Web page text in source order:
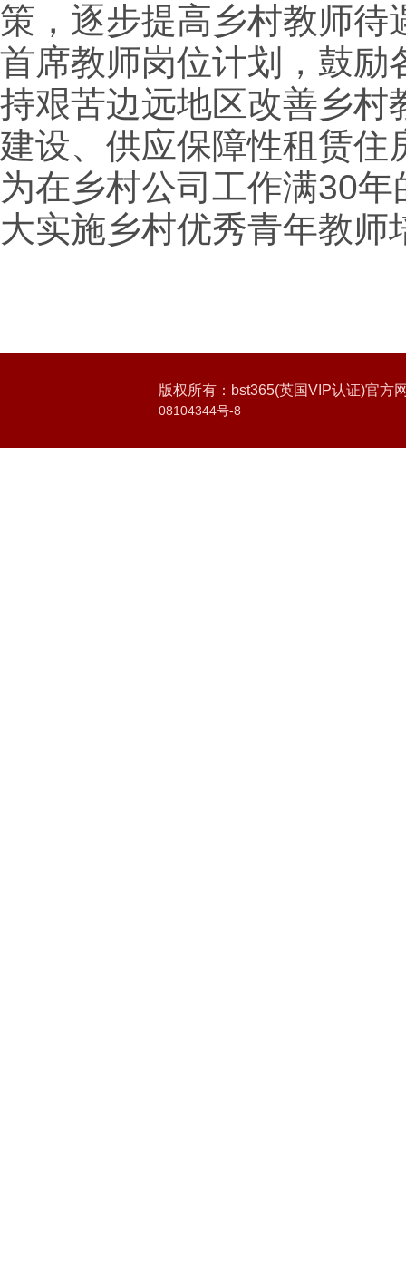
策，逐步提高乡村教师待
首席教师岗位计划，鼓励
持艰苦边远地区改善乡村
建设、供应保障性租赁住
为在乡村公司工作满30年
大实施乡村优秀青年教师
版权所有：bst365(英国VIP认证)官
08104344号-8